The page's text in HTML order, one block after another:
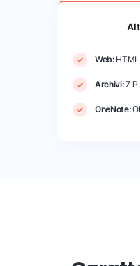
Web:
Archivi:ZIP,
OneNote: